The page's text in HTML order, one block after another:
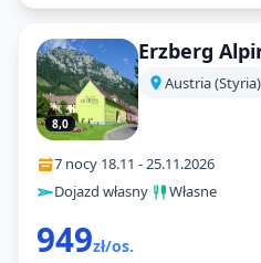
8,0
Erzberg
Austria (Styria)
7 nocy·18.11 -25.11.2026
Dojazd własny· Własne
949zł/os.